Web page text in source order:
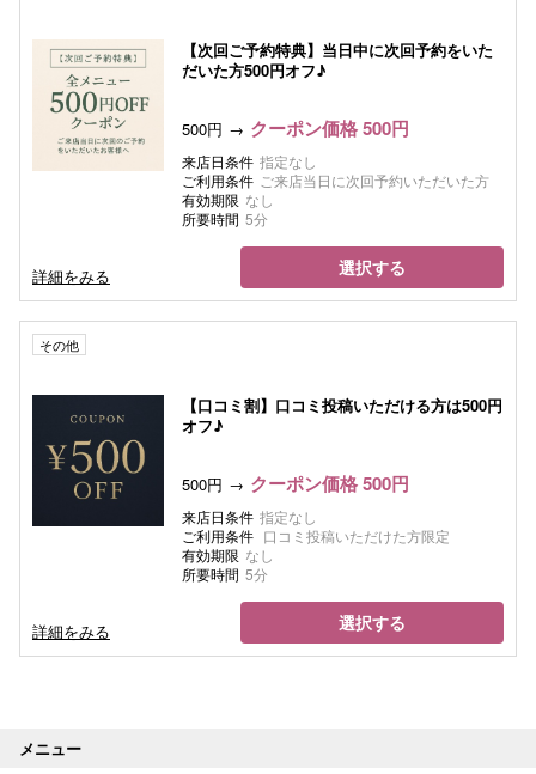
【次回ご予約特典】当日中に次回予約をいた
だいた方500円オフ♪
500円 クーポン価格 500円
来店日条件 指定なし
ご利用条件 ご来店当日に次回予約いただいた方
有効期限 なし
所要時間 5分
詳細をみる 選択する
その他
【口コミ割】口コミ投稿いただける方は500円
オフ♪
500円 クーポン価格 500円
来店日条件 指定なし
ご利用条件 口コミ投稿いただけた方限定
有効期限 なし
所要時間 5分
詳細をみる 選択する
メニュー